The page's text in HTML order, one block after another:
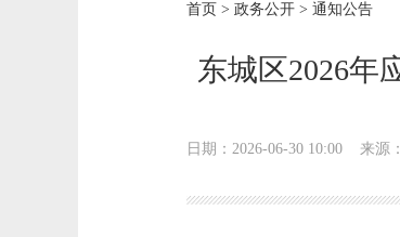
首页 > 政务公开 > 通知公告
东城区2026年
日期：2026-06-30 10:00 来源